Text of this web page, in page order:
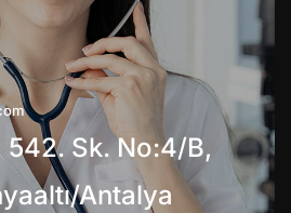
542. Sk. No:4/B,
Antalya